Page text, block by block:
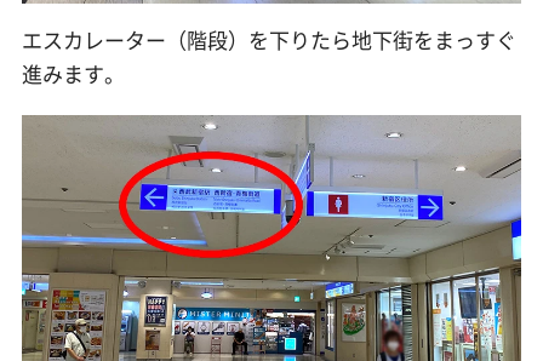
エスカレーター（階段）を下りたら地下街をまっすぐ
進みます。